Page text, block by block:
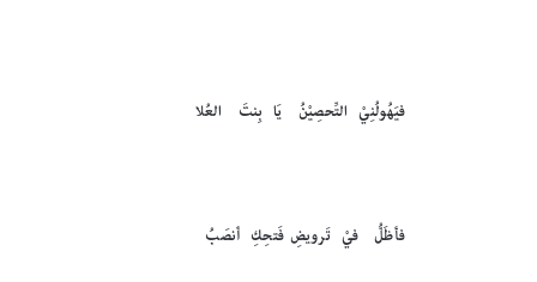
فيَهُولُنِيْ التِّحصِيْنُ يَا بِنتَ العُلا
فأظَلُّ فيْ تَرويضِ فَتحِكِ أنصَبُ